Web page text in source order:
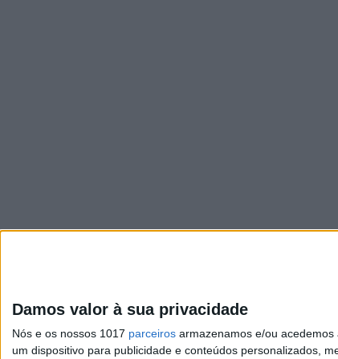
Damos valor à sua privacidade
Nós e os nossos 1017 parceiros armazenamos e/ou
um dispositivo para publicidade e conteúdos personalizados,